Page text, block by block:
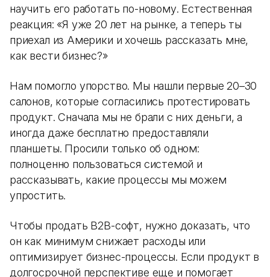
научить его работать по-новому. Естественная
реакция: «Я уже 20 лет на рынке, а теперь ты
приехал из Америки и хочешь рассказать мне,
как вести бизнес?»
Нам помогло упорство. Мы нашли первые 20–30
салонов, которые согласились протестировать
продукт. Сначала мы не брали с них деньги, а
иногда даже бесплатно предоставляли
планшеты. Просили только об одном:
полноценно пользоваться системой и
рассказывать, какие процессы мы можем
упростить.
Чтобы продать B2B-софт, нужно доказать, что
он как минимум снижает расходы или
оптимизирует бизнес-процессы. Если продукт в
долгосрочной перспективе еще и помогает